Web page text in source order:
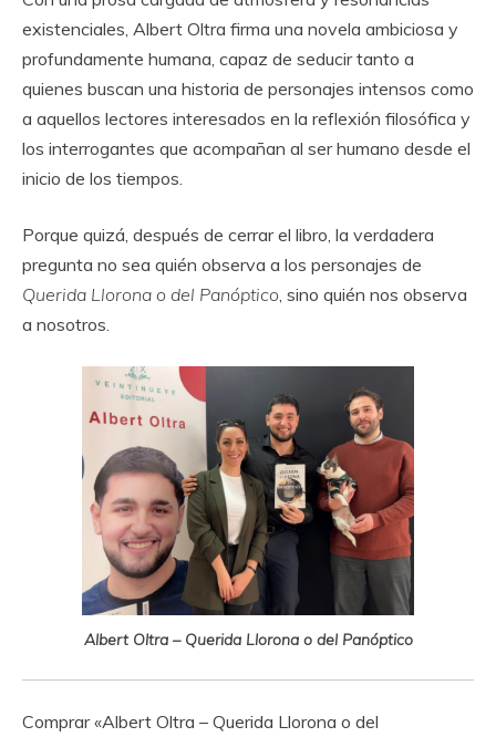
existenciales, Albert Oltra firma una novela ambiciosa y
profundamente humana, capaz de seducir tanto a
quienes buscan una historia de personajes intensos como
a aquellos lectores interesados en la reflexión filosófica y
los interrogantes que acompañan al ser humano desde el
inicio de los tiempos.
Porque quizá, después de cerrar el libro, la verdadera
pregunta no sea quién observa a los personajes de
Querida Llorona o del Panóptico, sino quién nos observa
a nosotros.
Albert Oltra – Querida Llorona o del Panóptico
Comprar «Albert Oltra – Querida Llorona o del